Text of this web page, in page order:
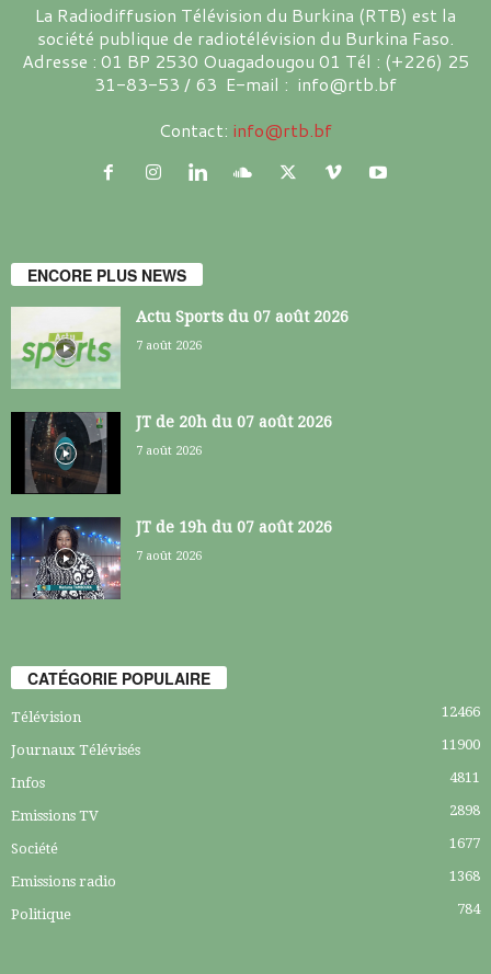
La Radiodiffusion Télévision du Burkina (RTB) est la
société publique de radiotélévision du Burkina Faso.
Adresse : 01 BP 2530 Ouagadougou 01 Tél : (+226) 25
31-83-53 / 63 E-mail : info@rtb.bf
Contact: info@rtb.bf
ENCORE PLUS NEWS
Actu Sports du 07 août 2026
7 août 2026
JT de 20h du 07 août 2026
7 août 2026
JT de 19h du 07 août 2026
7 août 2026
CATÉGORIE POPULAIRE
Télévision 12466
Journaux Télévisés 11900
Infos 4811
Emissions TV 2898
Société 1677
Emissions radio 1368
Politique 784